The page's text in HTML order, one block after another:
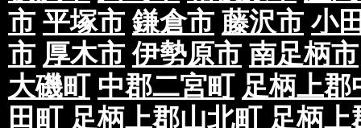
市 平塚市 鎌倉市 藤沢市 小
市 厚木市 伊勢原市 南足柄市
大磯町 中郡二宮町 足柄上郡
田町 足柄上郡山北町 足柄上